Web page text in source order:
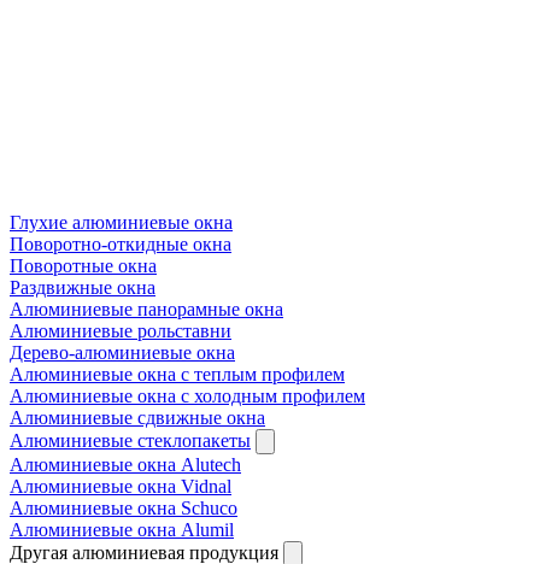
Глухие алюминиевые окна
Поворотно-откидные окна
Поворотные окна
Раздвижные окна
Алюминиевые панорамные окна
Алюминиевые рольставни
Дерево-алюминиевые окна
Алюминиевые окна с теплым профилем
Алюминиевые окна с холодным профилем
Алюминиевые сдвижные окна
Алюминиевые стеклопакеты
Алюминиевые окна Alutech
Алюминиевые окна Vidnal
Алюминиевые окна Schuco
Алюминиевые окна Alumil
Другая алюминиевая продукция